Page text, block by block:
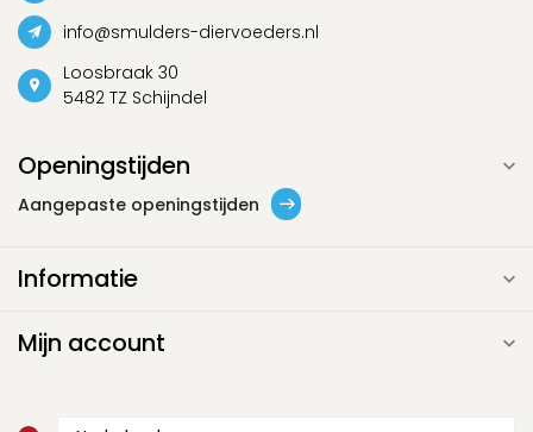
info@smulders-diervoeders.nl
Loosbraak 30
5482 TZ Schijndel
Openingstijden
Aangepaste openingstijden
Informatie
Mijn account